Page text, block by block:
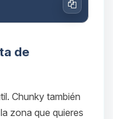
Copiar
de
Chunky también
zona que quieres